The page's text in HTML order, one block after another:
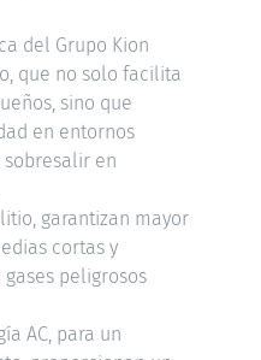
del Grupo Kion
que no solo facilita
sino que
en entornos
sobresalir en
garantizan mayor
cortas y
peligrosos
AC, para un